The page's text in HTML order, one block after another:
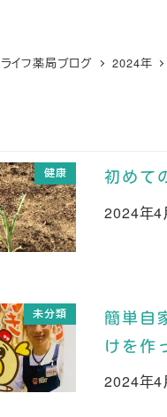
ライフ薬局ブログ 2024年
健康 初めて
投稿日
2024年4
未分類
簡単自
けを作
投稿日
2024年4